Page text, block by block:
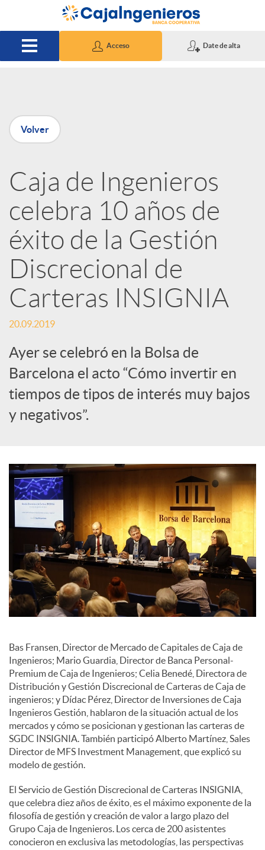
Saltar al contenido principal
Acceso Date de alta
P
u
b
l
i
c
d
o
d
e
c
o
n
t
e
n
i
d
Volver
Caja de Ingenieros
celebra 10 años de
éxito de la Gestión
Discrecional de
Carteras INSIGNIA
20.09.2019
Ayer se celebró en la Bolsa de
Barcelona el acto “Cómo invertir en
tiempos de tipos de interés muy bajos
y negativos”.
Bas Fransen, Director de Mercado de Capitales de Caja de
Ingenieros; Mario Guardia, Director de Banca Personal-
Premium de Caja de Ingenieros; Celia Benedé, Directora de
Distribución y Gestión Discrecional de Carteras de Caja de
ingenieros; y Dídac Pérez, Director de Inversiones de Caja
Ingenieros Gestión, hablaron de la situación actual de los
mercados y cómo se posicionan y gestionan las carteras de
SGDC INSIGNIA. También participó Alberto Martínez, Sales
Director de MFS Investment Management, que explicó su
modelo de gestión.
El Servicio de Gestión Discrecional de Carteras INSIGNIA,
que celebra diez años de éxito, es el máximo exponente de la
filosofía de gestión y creación de valor a largo plazo del
Grupo Caja de Ingenieros. Los cerca de 200 asistentes
conocieron en exclusiva las metodologías, las perspectivas